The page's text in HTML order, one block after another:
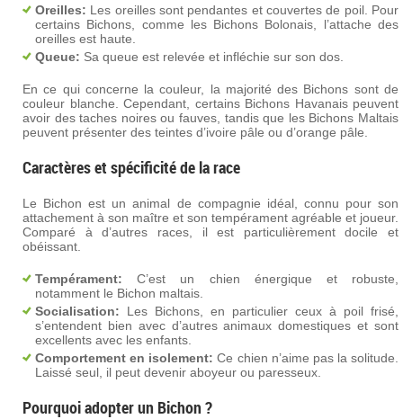
Oreilles: Les oreilles sont pendantes et couvertes de poil. Pour
certains Bichons, comme les Bichons Bolonais, l’attache des
oreilles est haute.
Queue: Sa queue est relevée et infléchie sur son dos.
En ce qui concerne la couleur, la majorité des Bichons sont de
couleur blanche. Cependant, certains Bichons Havanais peuvent
avoir des taches noires ou fauves, tandis que les Bichons Maltais
peuvent présenter des teintes d’ivoire pâle ou d’orange pâle.
Caractères et spécificité de la race
Le Bichon est un animal de compagnie idéal, connu pour son
attachement à son maître et son tempérament agréable et joueur.
Comparé à d’autres races, il est particulièrement docile et
obéissant.
Tempérament: C’est un chien énergique et robuste,
notamment le Bichon maltais.
Socialisation: Les Bichons, en particulier ceux à poil frisé,
s’entendent bien avec d’autres animaux domestiques et sont
excellents avec les enfants.
Comportement en isolement: Ce chien n’aime pas la solitude.
Laissé seul, il peut devenir aboyeur ou paresseux.
Pourquoi adopter un Bichon ?